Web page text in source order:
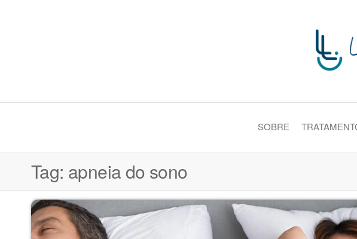
LL Odontologia Especializada
SOBRE
Tag: apneia do sono